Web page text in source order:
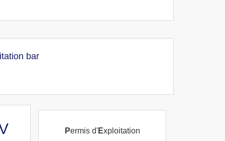
bar
Permis d'Exploitation